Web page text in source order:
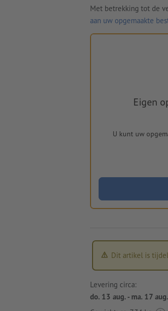
Met betrekking tot de
aan uw opgemaakte
Eigen
U kunt uw
Dit artikel is
Levering circa:
do. 13 aug. - ma. 17 aug.